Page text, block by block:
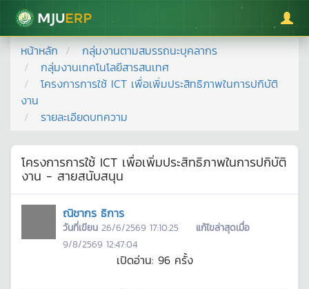
มหาวิทยาลัยแม่โจ้
หน้าหลัก
กลุ่มงานตามสมรรถนะบุคลากร
กลุ่มงานเทคโนโลยีสารสนเทศ
โครงการการใช้ ICT เพื่อเพิ่มประสิทธิภาพในการปกิบัติ
งาน
รายละเอียดบทความ
โครงการการใช้ ICT เพื่อเพิ่มประสิทธิภาพในการปกิบัติ
งาน - สายสนับสนุน
ณิชากร ธิการ
วันที่เขียน 26/6/2569 17:10:25
แก้ไขล่าสุดเมื่อ
9/8/2569 12:47:04
เปิดอ่าน: 96 ครั้ง